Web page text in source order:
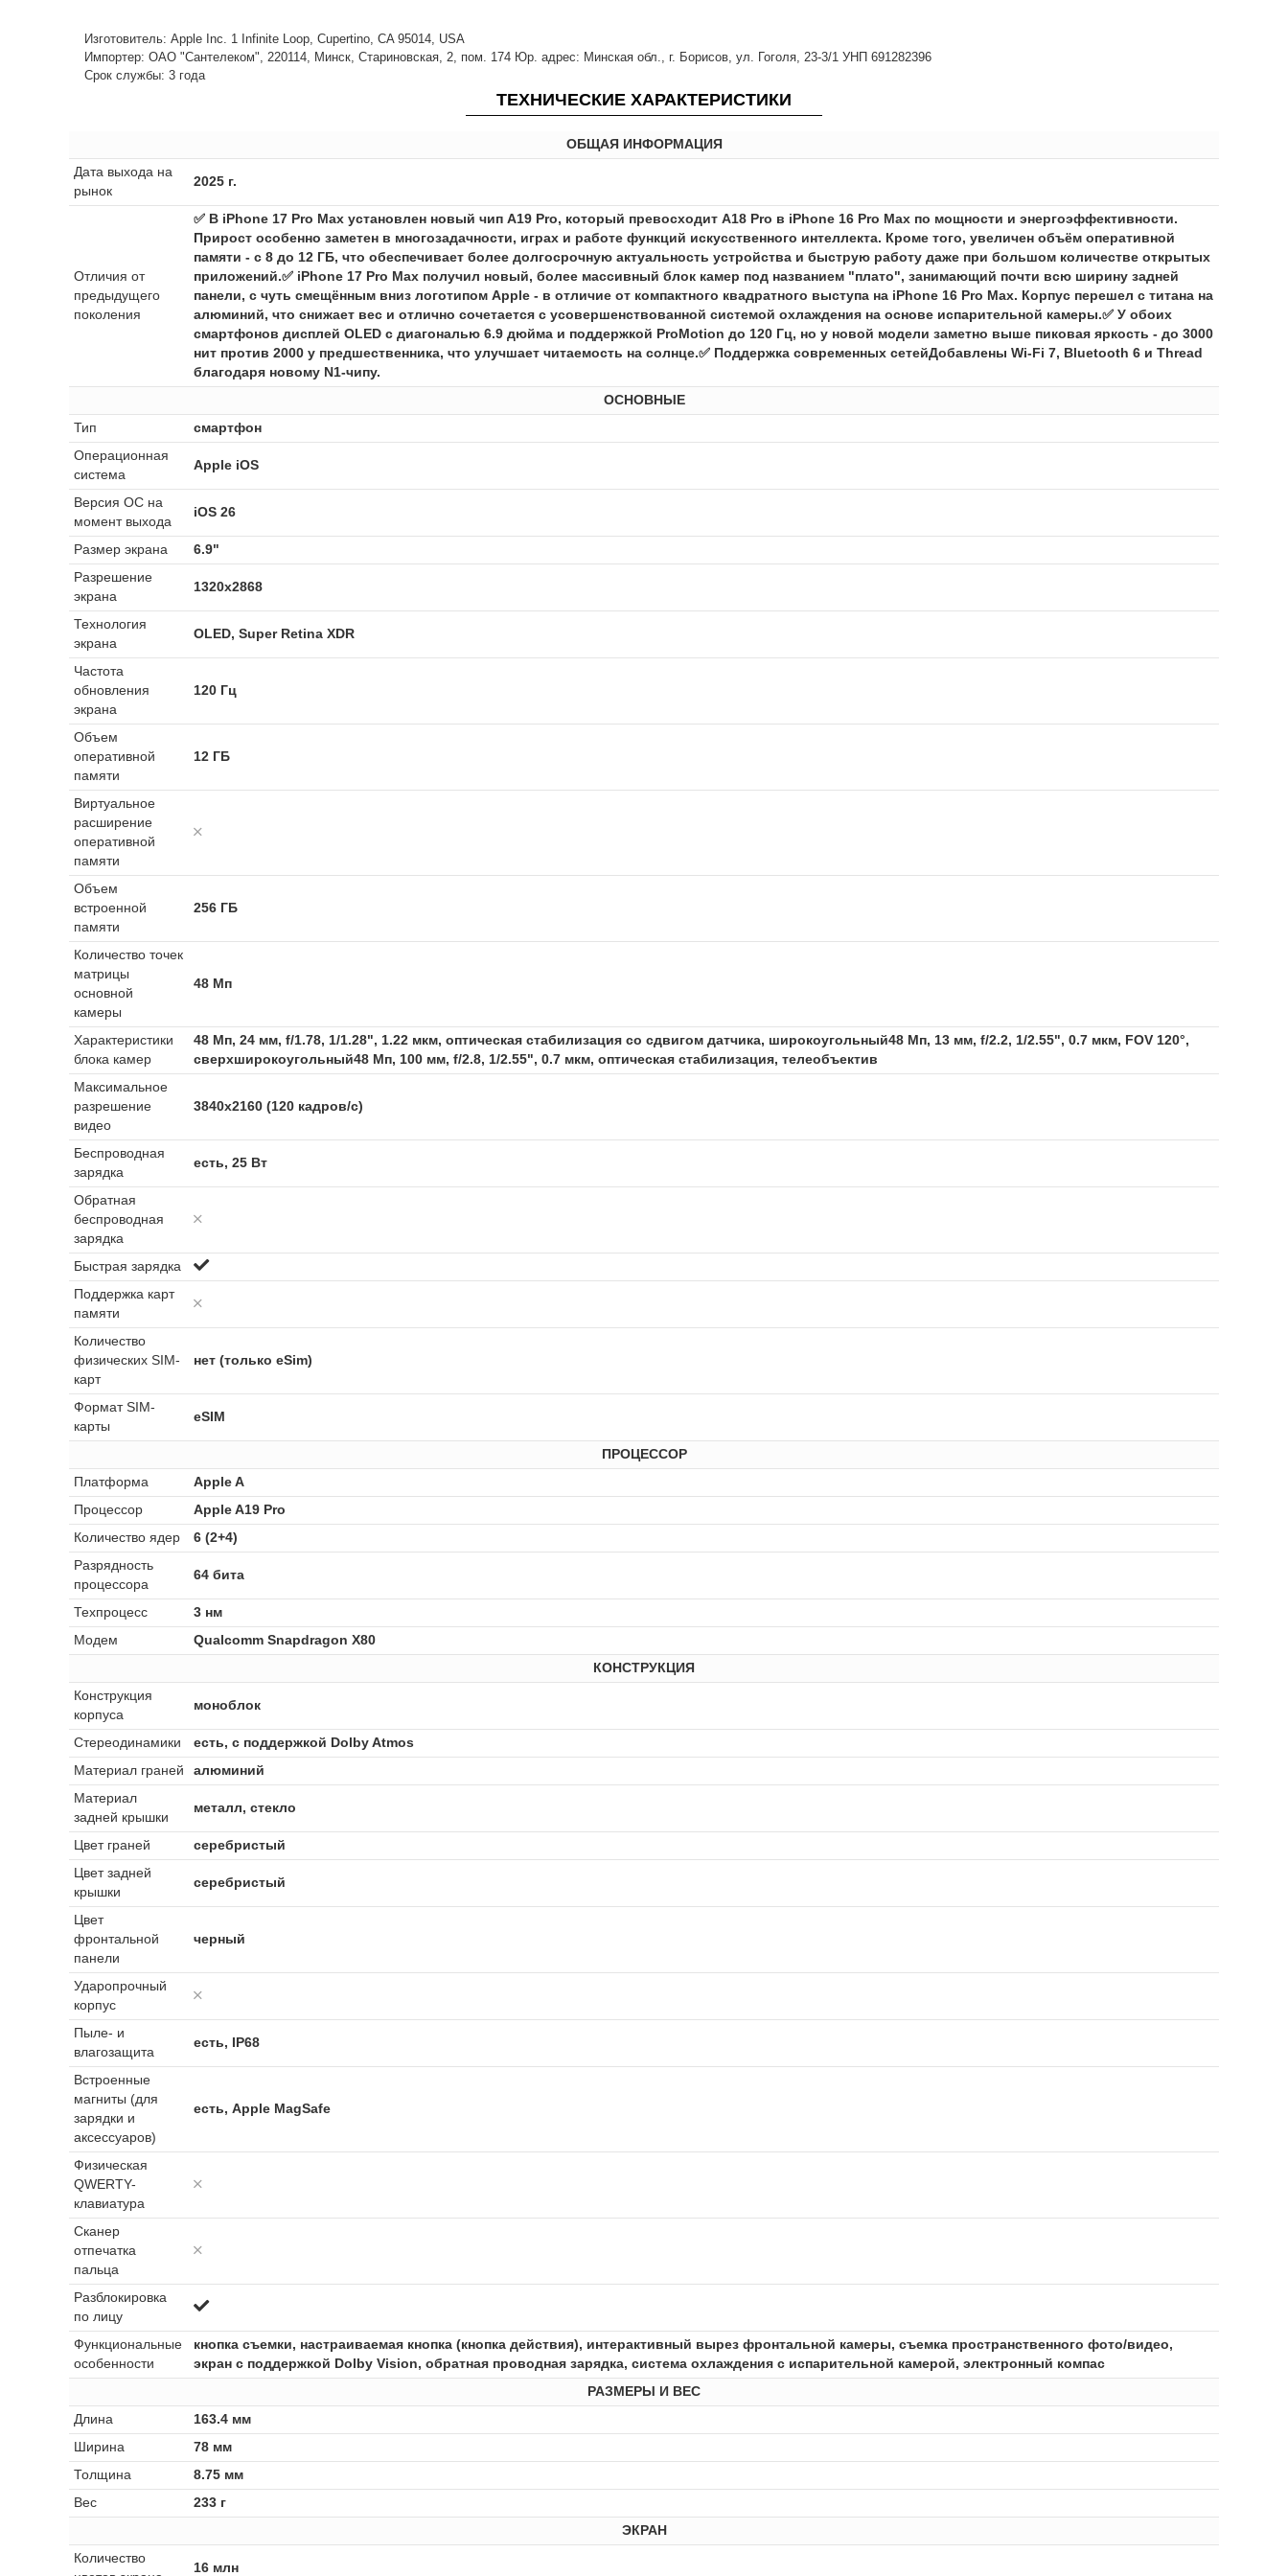
Изготовитель: Apple Inc. 1 Infinite Loop, Cupertino, CA 95014, USA
Импортер: ОАО "Сантелеком", 220114, Минск, Стариновская, 2, пом. 174 Юр. адрес: Минская обл., г. Борисов, ул. Гоголя, 23-3/1 УНП 691282396
Срок службы: 3 года
ТЕХНИЧЕСКИЕ ХАРАКТЕРИСТИКИ
ОБЩАЯ ИНФОРМАЦИЯ
Дата выхода на
рынок
2025 г.
Отличия от
предыдущего
поколения
✅ В iPhone 17 Pro Max установлен новый чип A19 Pro, который превосходит A18 Pro в iPhone 16 Pro Max по мощности и энергоэффективности.
Прирост особенно заметен в многозадачности, играх и работе функций искусственного интеллекта. Кроме того, увеличен объём оперативной
памяти - с 8 до 12 ГБ, что обеспечивает более долгосрочную актуальность устройства и быструю работу даже при большом количестве открытых
приложений.✅ iPhone 17 Pro Max получил новый, более массивный блок камер под названием "плато", занимающий почти всю ширину задней
панели, с чуть смещённым вниз логотипом Apple - в отличие от компактного квадратного выступа на iPhone 16 Pro Max. Корпус перешел с титана на
алюминий, что снижает вес и отлично сочетается с усовершенствованной системой охлаждения на основе испарительной камеры.✅ У обоих
смартфонов дисплей OLED с диагональю 6.9 дюйма и поддержкой ProMotion до 120 Гц, но у новой модели заметно выше пиковая яркость - до 3000
нит против 2000 у предшественника, что улучшает читаемость на солнце.✅ Поддержка современных сетейДобавлены Wi-Fi 7, Bluetooth 6 и Thread
благодаря новому N1-чипу.
ОСНОВНЫЕ
Тип
смартфон
Операционная
система
Apple iOS
Версия ОС на
момент выхода
iOS 26
Размер экрана
6.9"
Разрешение
экрана
1320x2868
Технология
экрана
OLED, Super Retina XDR
Частота
обновления
экрана
120 Гц
Объем
оперативной
памяти
12 ГБ
Виртуальное
расширение
оперативной
памяти
Объем
встроенной
памяти
256 ГБ
Количество точек
матрицы
основной
камеры
48 Мп
Характеристики
блока камер
48 Мп, 24 мм, f/1.78, 1/1.28", 1.22 мкм, оптическая стабилизация со сдвигом датчика, широкоугольный48 Мп, 13 мм, f/2.2, 1/2.55", 0.7 мкм, FOV 120°,
сверхширокоугольный48 Мп, 100 мм, f/2.8, 1/2.55", 0.7 мкм, оптическая стабилизация, телеобъектив
Максимальное
разрешение
видео
3840x2160 (120 кадров/с)
Беспроводная
зарядка
есть, 25 Вт
Обратная
беспроводная
зарядка
Быстрая зарядка
Поддержка карт
памяти
Количество
физических SIM-
карт
нет (только eSim)
Формат SIM-
карты
eSIM
ПРОЦЕССОР
Платформа
Apple A
Процессор
Apple A19 Pro
Количество ядер
6 (2+4)
Разрядность
процессора
64 бита
Техпроцесс
3 нм
Модем
Qualcomm Snapdragon X80
КОНСТРУКЦИЯ
Конструкция
корпуса
моноблок
Стереодинамики
есть, с поддержкой Dolby Atmos
Материал граней
алюминий
Материал
задней крышки
металл, стекло
Цвет граней
серебристый
Цвет задней
крышки
серебристый
Цвет
фронтальной
панели
черный
Ударопрочный
корпус
Пыле- и
влагозащита
есть, IP68
Встроенные
магниты (для
зарядки и
аксессуаров)
есть, Apple MagSafe
Физическая
QWERTY-
клавиатура
Сканер
отпечатка
пальца
Разблокировка
по лицу
Функциональные
особенности
кнопка съемки, настраиваемая кнопка (кнопка действия), интерактивный вырез фронтальной камеры, съемка пространственного фото/видео,
экран с поддержкой Dolby Vision, обратная проводная зарядка, система охлаждения с испарительной камерой, электронный компас
РАЗМЕРЫ И ВЕС
Длина
163.4 мм
Ширина
78 мм
Толщина
8.75 мм
Вес
233 г
ЭКРАН
Количество
16 млн